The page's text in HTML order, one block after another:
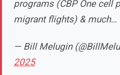
programs (CBP One cell
migrant flights) & much…
— Bill Melugin
2025